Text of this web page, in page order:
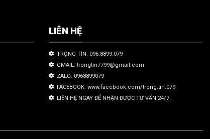
LIÊN HỆ
TRỌNG TÍN: 096.8899.079
GMAIL: trongtin7799@gmail.com
ZALO: 0968899079
FACEBOOK: www.facebook.com/trong.tin.079
LIÊN HỆ NGAY ĐỂ NHẬN ĐƯỢC TƯ VẤN 24/7.